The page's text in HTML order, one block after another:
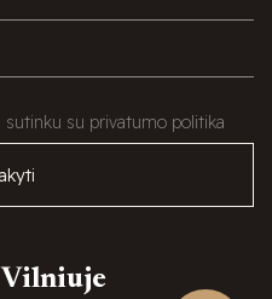
sutinku su privatumo politika
Vilniuje